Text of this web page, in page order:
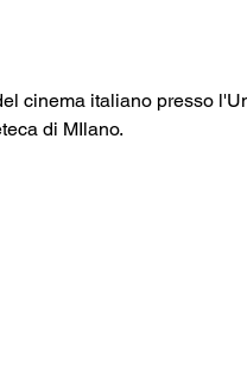
cinema italiano presso
di MIlano.